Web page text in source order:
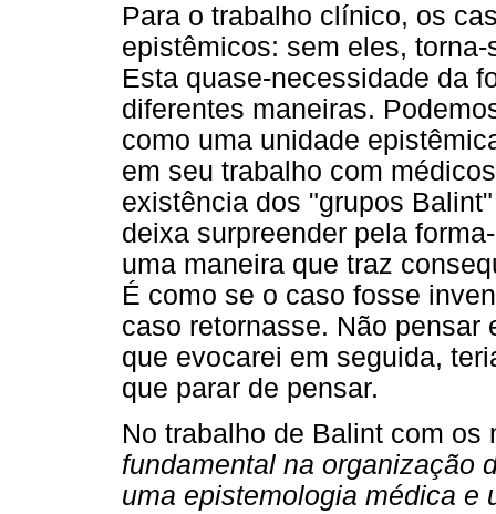
Para o trabalho clínico, os
epistêmicos: sem eles,
Esta quase-necessidade da
diferentes maneiras.
como uma unidade
em seu trabalho com
existência dos "grupos
deixa surpreender pela
uma maneira que traz
É como se o caso fosse
caso retornasse. Não pensar
que evocarei em seguida,
que parar de pensar.
No trabalho de Balint com
fundamental na organização
uma epistemologia médica e